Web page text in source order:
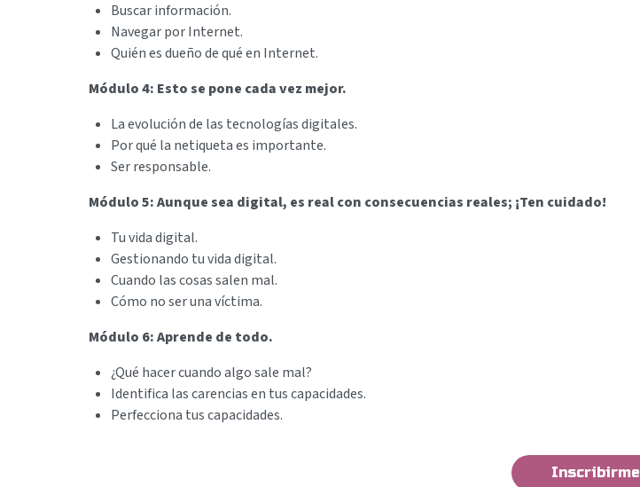
Buscar información.
Navegar por Internet.
Quién es dueño de qué en Internet.
Módulo 4: Esto se pone cada vez mejor.
La evolución de las tecnologías digitales.
Por qué la netiqueta es importante.
Ser responsable.
Módulo 5: Aunque sea digital, es real con consecuencias reales; ¡Ten cuidado!
Tu vida digital.
Gestionando tu vida digital.
Cuando las cosas salen mal.
Cómo no ser una víctima.
Módulo 6: Aprende de todo.
¿Qué hacer cuando algo sale mal?
Identifica las carencias en tus capacidades.
Perfecciona tus capacidades.
Inscribirme